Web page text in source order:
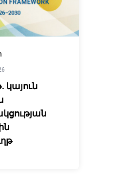
կայուն